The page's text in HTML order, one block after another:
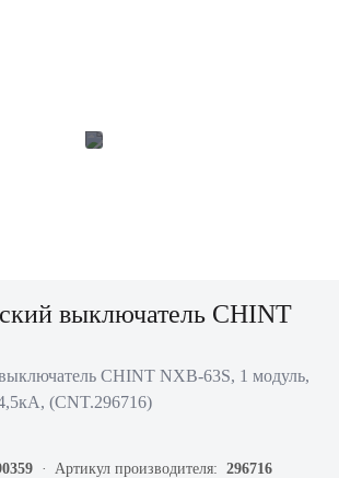
выключатель CHINT
CHINT NXB-63S, 1 модуль,
(CNT.296716)
Артикул производителя: 296716